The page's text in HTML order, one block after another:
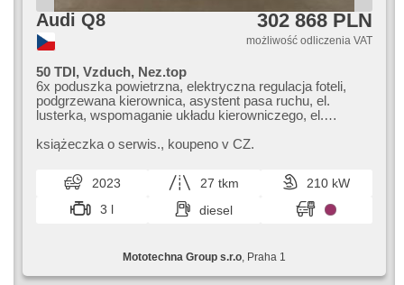
Audi Q8 302 868 PLN
możliwość odliczenia VAT
50 TDI, Vzduch, Nez.top
6x poduszka powietrzna, elektryczna regulacja foteli,
podgrzewana kierownica, asystent pasa ruchu, el.
lusterka, wspomaganie układu kierowniczego, el.
klimatronic, ABS, przeciwpoślizgowy system kół (ASR),
drzwi, el. składane lusterka, stabilizacja podwozia (ESP),
webasto, podgrzewane fotele, skórzanna tapicerka,
czujnik deszczu, przycisk start, fotele sportowe, hak
holowniczy, czujnik ciśnienia opon, regulacja natężenia
książeczka o serwis.,​ koupeno v CZ.
2023 27 tkm
210 kW
3 l
diesel
Mototechna Group s.r.o , Praha 1